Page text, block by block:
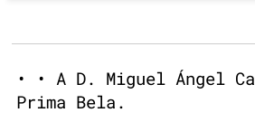
• • A D. Miguel Ángel
Prima Bela.